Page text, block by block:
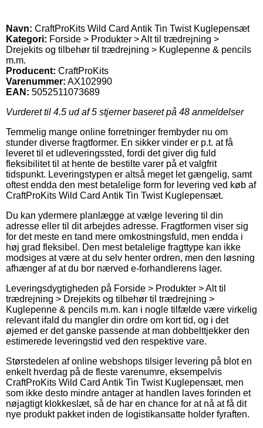
Navn: CraftProKits Wild Card Antik Tin Twist Kuglepensæt
Kategori: Forside > Produkter > Alt til trædrejning >
Drejekits og tilbehør til trædrejning > Kuglepenne & pencils
m.m.
Producent: CraftProKits
Varenummer: AX102990
EAN: 5052511073689
Vurderet til 4.5 ud af 5 stjerner baseret på 48 anmeldelser
Temmelig mange online forretninger frembyder nu om
stunder diverse fragtformer. En sikker vinder er p.t. at få
leveret til et udleveringssted, fordi det giver dig fuld
fleksibilitet til at hente de bestilte varer på et valgfrit
tidspunkt. Leveringstypen er altså meget let gængelig, samt
oftest endda den mest betalelige form for levering ved køb af
CraftProKits Wild Card Antik Tin Twist Kuglepensæt.
Du kan ydermere planlægge at vælge levering til din
adresse eller til dit arbejdes adresse. Fragtformen viser sig
for det meste en tand mere omkostningsfuld, men endda i
høj grad fleksibel. Den mest betalelige fragttype kan ikke
modsiges at være at du selv henter ordren, men den løsning
afhænger af at du bor nærved e-forhandlerens lager.
Leveringsdygtigheden på Forside > Produkter > Alt til
trædrejning > Drejekits og tilbehør til trædrejning >
Kuglepenne & pencils m.m. kan i nogle tilfælde være virkelig
relevant ifald du mangler din ordre om kort tid, og i det
øjemed er det ganske passende at man dobbelttjekker den
estimerede leveringstid ved den respektive vare.
Størstedelen af online webshops tilsiger levering på blot en
enkelt hverdag på de fleste varenumre, eksempelvis
CraftProKits Wild Card Antik Tin Twist Kuglepensæt, men
som ikke desto mindre antager at handlen laves forinden et
nøjagtigt klokkeslæt, så de har en chance for at nå at få dit
nye produkt pakket inden de logistikansatte holder fyraften.